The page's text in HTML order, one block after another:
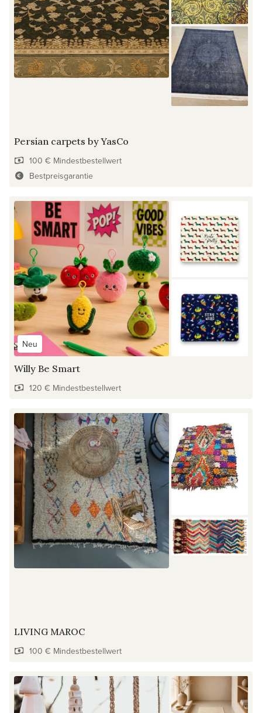
Persian carpets by YasCo
100 € Mindestbestellwert
Bestpreisgarantie
Neu
Willy Be Smart
120 € Mindestbestellwert
LIVING MAROC
100 € Mindestbestellwert